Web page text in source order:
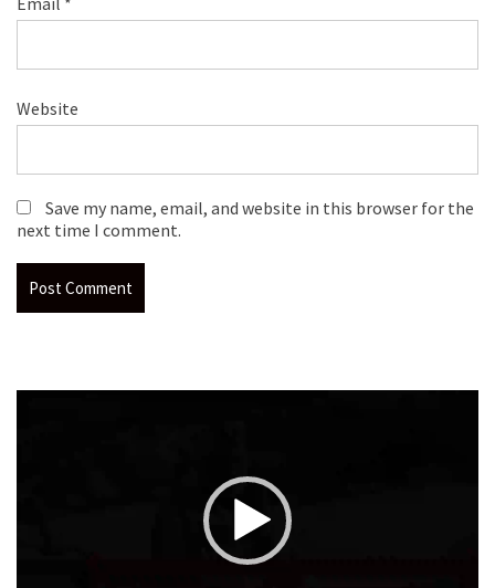
Website
Save my name, email, and website in this browser for the
next time I comment.